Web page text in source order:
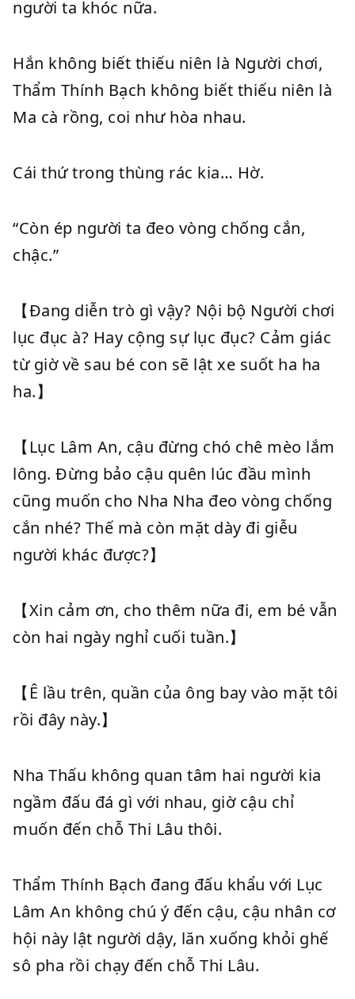
người ta khóc nữa.
Hắn không biết thiếu niên là Người chơi,
Thẩm Thính Bạch không biết thiếu niên là
Ma cà rồng, coi như hòa nhau.
Cái thứ trong thùng rác kia… Hờ.
“Còn ép người ta đeo vòng chống cắn,
chậc.”
【Đang diễn trò gì vậy? Nội bộ Người chơi
lục đục à? Hay cộng sự lục đục? Cảm giác
từ giờ về sau bé con sẽ lật xe suốt ha ha
ha.】
【Lục Lâm An, cậu đừng chó chê mèo lắm
lông. Đừng bảo cậu quên lúc đầu mình
cũng muốn cho Nha Nha đeo vòng chống
cắn nhé? Thế mà còn mặt dày đi giễu
người khác được?】
【Xin cảm ơn, cho thêm nữa đi, em bé vẫn
còn hai ngày nghỉ cuối tuần.】
【Ê lầu trên, quần của ông bay vào mặt tôi
rồi đây này.】
Nha Thấu không quan tâm hai người kia
ngầm đấu đá gì với nhau, giờ cậu chỉ
muốn đến chỗ Thi Lâu thôi.
Thẩm Thính Bạch đang đấu khẩu với Lục
Lâm An không chú ý đến cậu, cậu nhân cơ
hội này lật người dậy, lăn xuống khỏi ghế
sô pha rồi chạy đến chỗ Thi Lâu.